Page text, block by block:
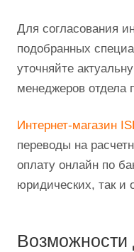
Для согласования
подобранных
уточняйте
менеджеров отдела
Интернет-магазин
переводы на
оплату онлайн по
юридических, так и
Возможности